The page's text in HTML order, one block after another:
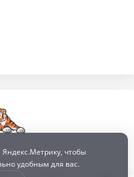
Яндекс.Метрику, чтобы
удобным для вас.